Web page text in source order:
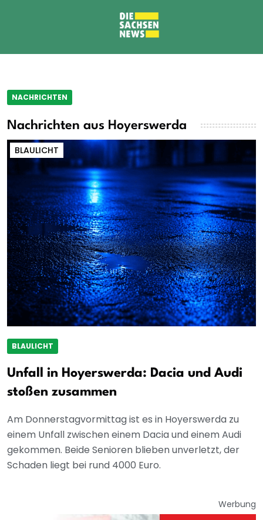
NACHRICHTEN
Nachrichten aus Hoyerswerda
BLAULICHT
BLAULICHT
Unfall in Hoyerswerda: Dacia und Audi
stoßen zusammen
Am Donnerstagvormittag ist es in Hoyerswerda zu
einem Unfall zwischen einem Dacia und einem Audi
gekommen. Beide Senioren blieben unverletzt, der
Schaden liegt bei rund 4000 Euro.
Werbung